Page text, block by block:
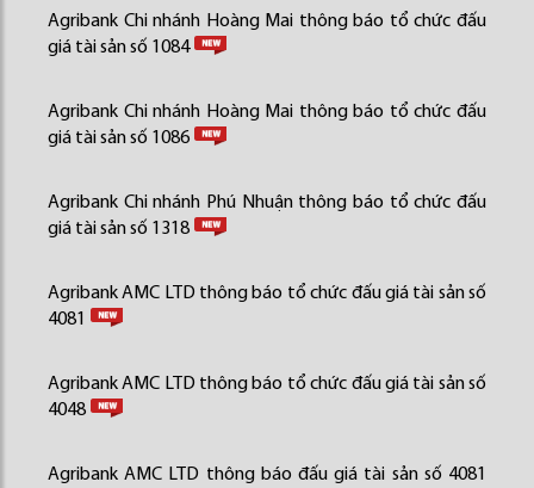
Agribank Chi nhánh Hoàng Mai thông báo tổ chức đấu
giá tài sản số 1084
Agribank Chi nhánh Hoàng Mai thông báo tổ chức đấu
giá tài sản số 1086
Agribank Chi nhánh Phú Nhuận thông báo tổ chức đấu
giá tài sản số 1318
Agribank AMC LTD thông báo tổ chức đấu giá tài sản số
4081
Agribank AMC LTD thông báo tổ chức đấu giá tài sản số
4048
Agribank AMC LTD thông báo đấu giá tài sản số 4081